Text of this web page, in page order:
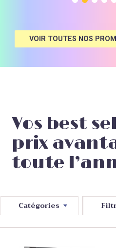
VOIR TOUTES NOS
Vos best
prix
toute
Catégories